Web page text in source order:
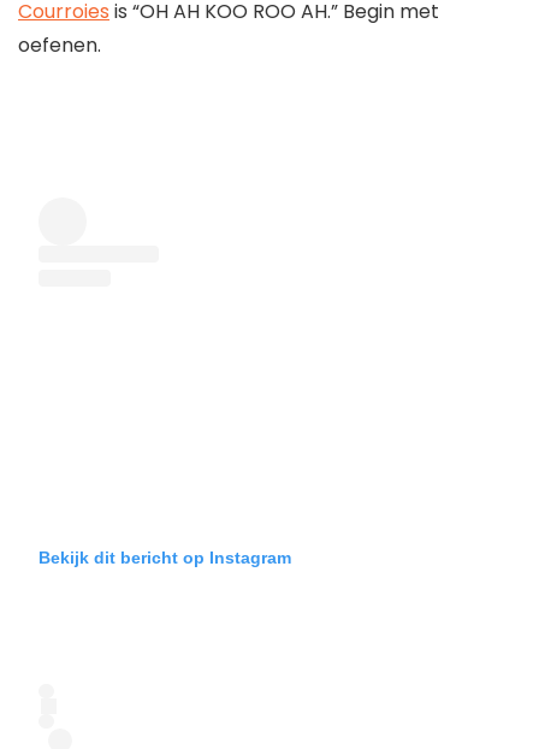
Courroies is “OH AH KOO ROO AH.” Begin met
oefenen.
Bekijk dit bericht op Instagram